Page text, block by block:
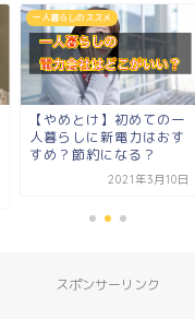
一人暮らしのススメ
【やめとけ】初めての一
人暮らしに新電力はおす
すめ？節約になる？
2021年3月10日
スポンサーリンク